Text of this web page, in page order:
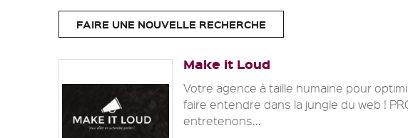
FAIRE UNE NOUVELLE RECHERCHE
Make it Loud
Votre agence à taille humaine pour
faire entendre dans la jungle du web !
entretenons...